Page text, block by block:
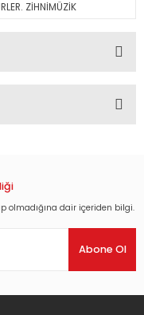
ZİHNİMÜZİK
olmadığına dair içeriden bilgi.
Abone Ol